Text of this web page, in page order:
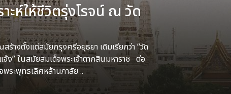
าะห์ให้ชีวิตรุ่งโรจน์ ณ วัด
ร้างตั้งแต่สมัยกรุงศรีอยุธยา เดิมเรียกว่า “วัด
ง” ในสมัยสมเด็จพระเจ้าตากสินมหาราช ต่อ
ระพุทธเลิศหล้านภาลัย ..